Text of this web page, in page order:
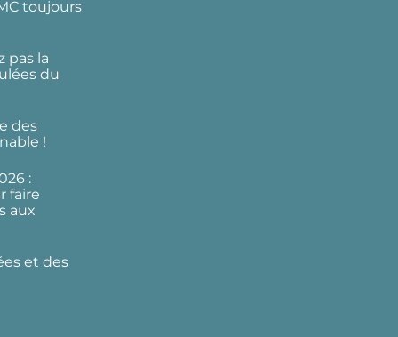
toujours
pas la
du
des
!
:
faire
aux
et des